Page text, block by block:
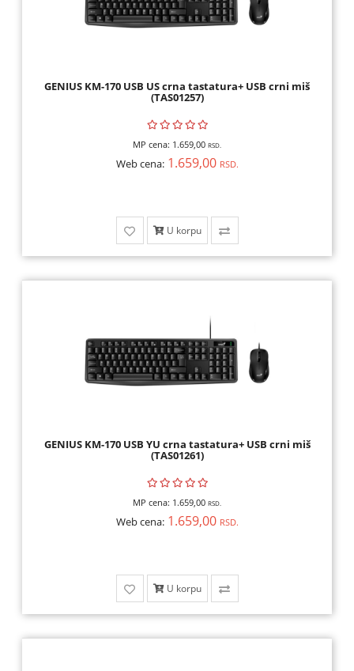
GENIUS KM-170 USB US crna tastatura+ USB crni miš
(TAS01257)
MP cena: 1.659,00 RSD.
Web cena: 1.659,00 RSD.
U korpu
GENIUS KM-170 USB YU crna tastatura+ USB crni miš
(TAS01261)
MP cena: 1.659,00 RSD.
Web cena: 1.659,00 RSD.
U korpu